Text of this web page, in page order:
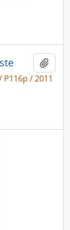
P116p / 2011